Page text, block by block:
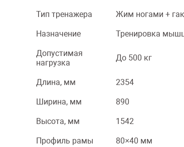
Тип тренажера Жим ногами +
Назначение Тренировка
Допустимая
нагрузка
До 500 кг
Длина, мм 2354
Ширина, мм 890
Высота, мм 1542
Профиль рамы 80×40 мм